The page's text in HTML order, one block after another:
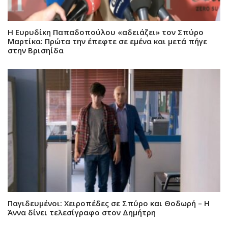
Η Ευρυδίκη Παπαδοπούλου «αδειάζει» τον Σπύρο
Μαρτίκα: Πρώτα την έπεφτε σε εμένα και μετά πήγε
στην Βρισηίδα
Παγιδευμένοι: Χειροπέδες σε Σπύρο και Θοδωρή – Η
Άννα δίνει τελεσίγραφο στον Δημήτρη